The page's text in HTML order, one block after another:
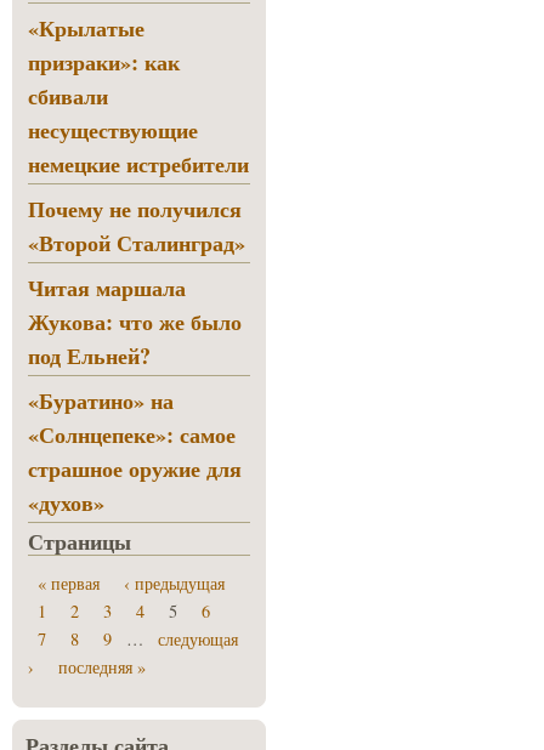
«Крылатые
призраки»: как
сбивали
несуществующие
немецкие истребители
Почему не получился
«Второй Сталинград»
Читая маршала
Жукова: что же было
под Ельней?
«Буратино» на
«Солнцепеке»: самое
страшное оружие для
«духов»
Страницы
« первая
‹ предыдущая
1
2 3 4 5
6
7
8 9 …
следующая
›
последняя »